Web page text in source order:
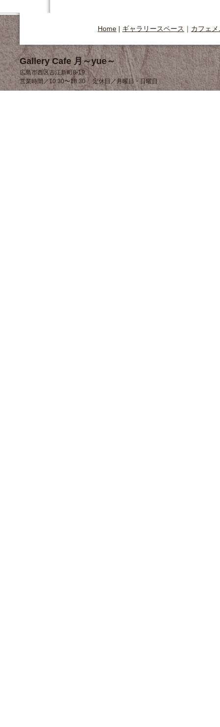
Home | ギャラリースペース ｜ カフェ
Gallery Cafe 月～yue～
広島市西区古江新町8-19
営業時間／10:30〜18:30 定休日／月曜日・日曜日